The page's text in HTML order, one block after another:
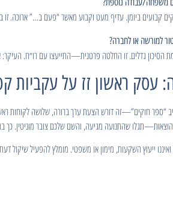
קבועים ביומן. עדיף מעט וקבוע מאשר “פעם ב…” ארוכה.
למורשה או לחברה?
הסיכון גדלים. זו החלטה פרטנית—התייעצו עם רו״ח.
עסק ראשון זז על עקביות
“ספר חוקים”—זה דורש הצעת ערך ברורה, שלושה לקוחות
ייעוץ השקעות, מימון או משפטי. מומלץ להפעיל שיקול